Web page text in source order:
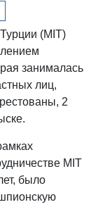
(MIT)
занималась
лиц,
2
MIT
было